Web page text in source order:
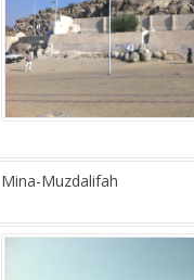
Mina-Muzdalifah